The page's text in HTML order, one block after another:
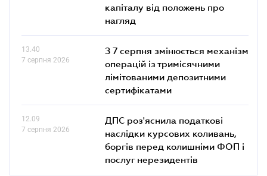
капіталу від положень про
нагляд
13.40
7 серпня 2026
З 7 серпня змінюється механізм
операцій із тримісячними
лімітованими депозитними
сертифікатами
12.09
7 серпня 2026
ДПС роз'яснила податкові
наслідки курсових коливань,
боргів перед колишніми ФОП і
послуг нерезидентів